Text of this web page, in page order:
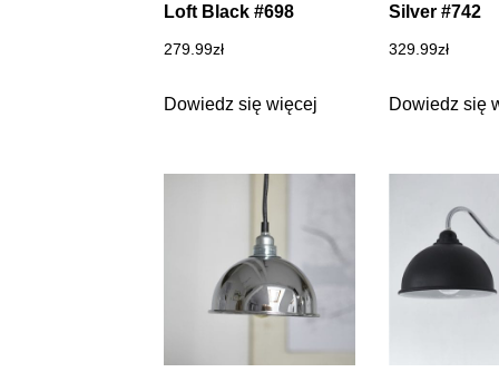
Loft Black #698
279.99zł
Dowiedz się więcej
Silver #742
329.99zł
Dowiedz się